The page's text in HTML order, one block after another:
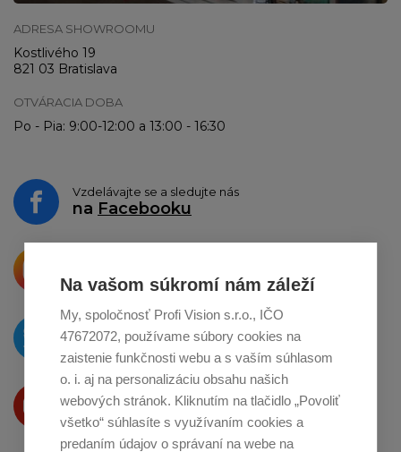
Na vašom súkromí nám záleží
My, spoločnosť Profi Vision s.r.o., IČO
47672072, používame súbory cookies na
zaistenie funkčnosti webu a s vaším súhlasom
o. i. aj na personalizáciu obsahu našich
webových stránok. Kliknutím na tlačidlo „Povoliť
všetko“ súhlasíte s využívaním cookies a
predaním údajov o správaní na webe na
ADRESA SHOWROOMU
Kostlivého 19
821 03 Bratislava
OTVÁRACIA DOBA
Po - Pia: 9:00-12:00 a 13:00 - 16:30
Vzdelávajte se a sledujte nás
na Facebooku
o zdieľanie naInstagrame
O novinkách píšeme
naTwitteri
Produkty Vám predstavujeme
na Youtube